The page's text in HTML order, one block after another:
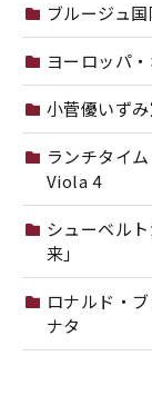
ブルージュ
ヨーロッパ
小菅優いず
ランチタイ
Viola 4
シューベル
来」
ロナルド・
ナタ